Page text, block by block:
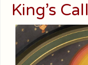
King’s Call